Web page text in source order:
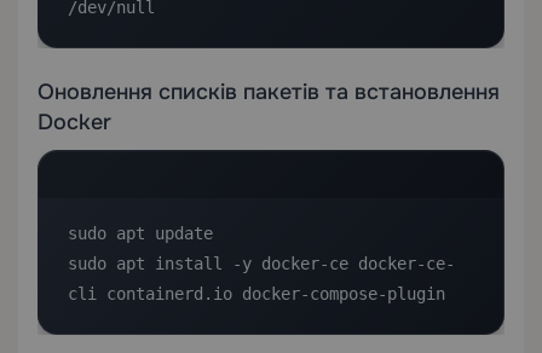
/dev/null
Оновлення списків пакетів та встановлення
Docker
sudo apt update
sudo apt install -y docker-ce docker-ce-
cli containerd.io docker-compose-plugin